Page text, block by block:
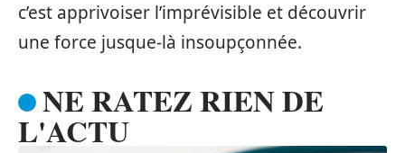
c’est apprivoiser l’imprévisible et découvrir
une force jusque-là insoupçonnée.
NE RATEZ RIEN DE
L'ACTU